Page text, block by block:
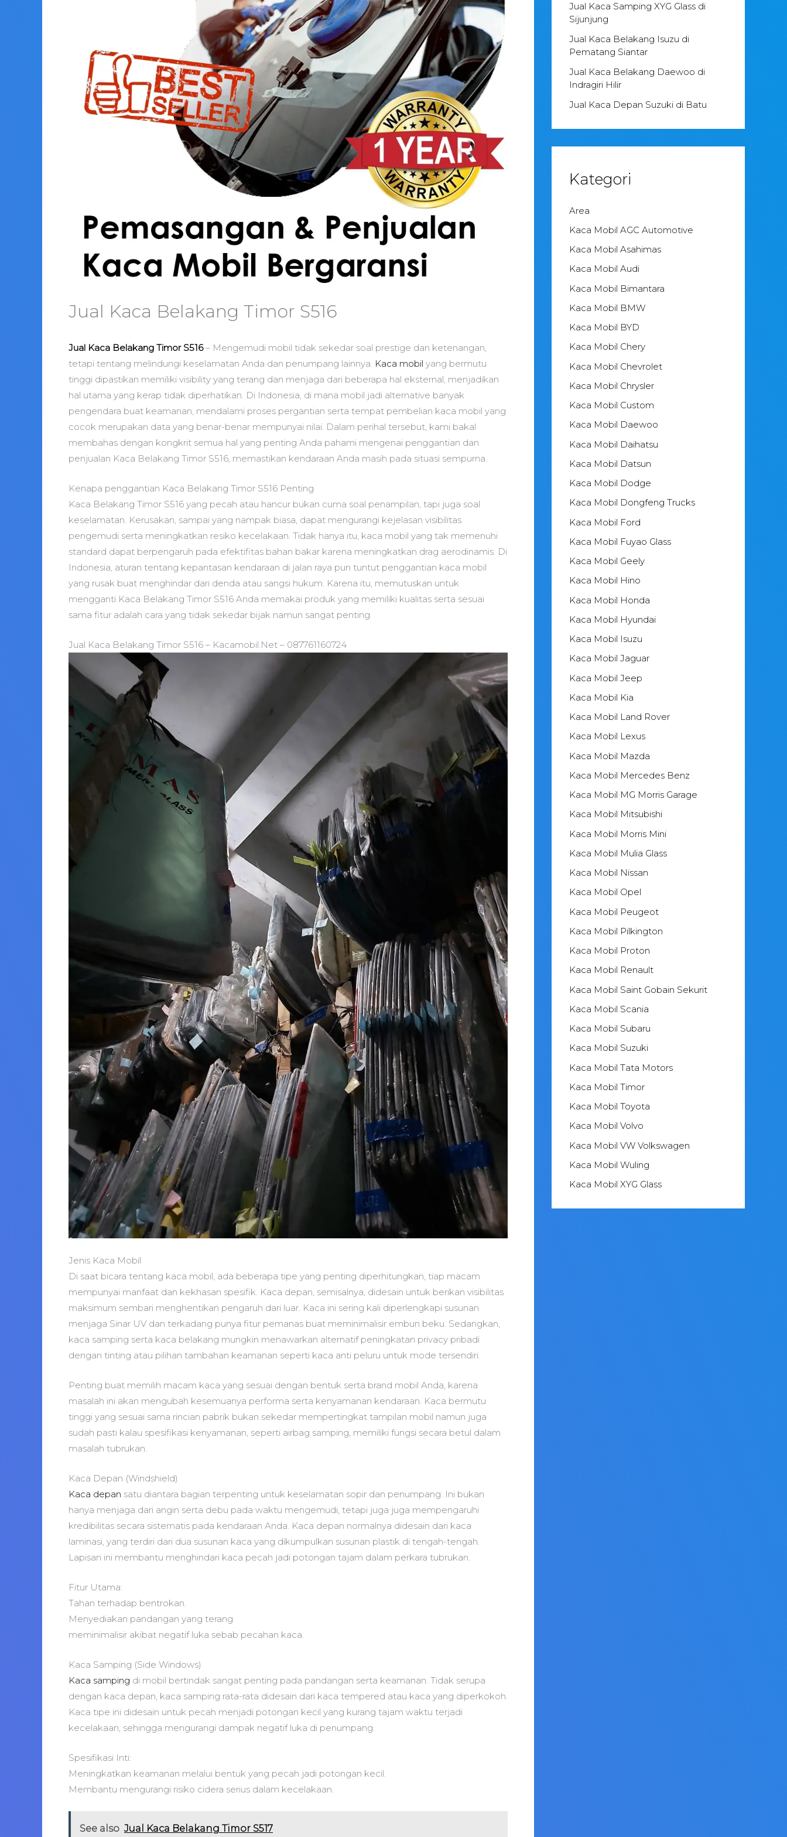
Jual Kaca Belakang Timor S516
Jual Kaca Belakang Timor S516– Mengemudi mobil tidak sekedar soal prestige dan ketenangan,
tetapi tentang melindungi keselamatan Anda dan penumpang lainnya. Kaca mobil yang bermutu
tinggi dipastikan memiliki visibility yang terang dan menjaga dari beberapa hal eksternal, menjadikan
hal utama yang kerap tidak diperhatikan. Di Indonesia, di mana mobil jadi alternative banyak
pengendara buat keamanan, mendalami proses pergantian serta tempat pembelian kaca mobil yang
cocok merupakan data yang benar-benar mempunyai nilai. Dalam perihal tersebut, kami bakal
membahas dengan kongkrit semua hal yang penting Anda pahami mengenai penggantian dan
penjualan Kaca Belakang Timor S516, memastikan kendaraan Anda masih pada situasi sempurna.
Kenapa penggantian Kaca Belakang Timor S516 Penting
Kaca Belakang Timor S516 yang pecah atau hancur bukan cuma soal penampilan, tapi juga soal
keselamatan. Kerusakan, sampai yang nampak biasa, dapat mengurangi kejelasan visibilitas
pengemudi serta meningkatkan resiko kecelakaan. Tidak hanya itu, kaca mobil yang tak memenuhi
standard dapat berpengaruh pada efektifitas bahan bakar karena meningkatkan drag aerodinamis. Di
Indonesia, aturan tentang kepantasan kendaraan di jalan raya pun tuntut penggantian kaca mobil
yang rusak buat menghindar dari denda atau sangsi hukum. Karena itu, memutuskan untuk
mengganti Kaca Belakang Timor S516 Anda memakai produk yang memiliki kualitas serta sesuai
sama fitur adalah cara yang tidak sekedar bijak namun sangat penting.
Jual Kaca Belakang Timor S516 – Kacamobil.Net – 087761160724
Jenis Kaca Mobil
Di saat bicara tentang kaca mobil, ada beberapa tipe yang penting diperhitungkan, tiap macam
mempunyai manfaat dan kekhasan spesifik. Kaca depan, semisalnya, didesain untuk berikan visibilitas
maksimum sembari menghentikan pengaruh dari luar. Kaca ini sering kali diperlengkapi susunan
menjaga Sinar UV dan terkadang punya fitur pemanas buat meminimalisir embun beku. Sedangkan,
kaca samping serta kaca belakang mungkin menawarkan alternatif peningkatan privacy pribadi
dengan tinting atau pilihan tambahan keamanan seperti kaca anti peluru untuk mode tersendiri.
Penting buat memilih macam kaca yang sesuai dengan bentuk serta brand mobil Anda, karena
masalah ini akan mengubah kesemuanya performa serta kenyamanan kendaraan. Kaca bermutu
tinggi yang sesuai sama rincian pabrik bukan sekedar mempertingkat tampilan mobil namun juga
sudah pasti kalau spesifikasi kenyamanan, seperti airbag samping, memiliki fungsi secara betul dalam
masalah tubrukan.
Kaca Depan (Windshield)
Kaca depan satu diantara bagian terpenting untuk keselamatan sopir dan penumpang. Ini bukan
hanya menjaga dari angin serta debu pada waktu mengemudi, tetapi juga juga mempengaruhi
kredibilitas secara sistematis pada kendaraan Anda. Kaca depan normalnya didesain dari kaca
laminasi, yang terdiri dari dua susunan kaca yang dikumpulkan susunan plastik di tengah-tengah.
Lapisan ini membantu menghindari kaca pecah jadi potongan tajam dalam perkara tubrukan.
Fitur Utama:
Tahan terhadap bentrokan.
Menyediakan pandangan yang terang.
meminimalisir akibat negatif luka sebab pecahan kaca.
Kaca Samping (Side Windows)
Kaca samping di mobil bertindak sangat penting pada pandangan serta keamanan. Tidak serupa
dengan kaca depan, kaca samping rata-rata didesain dari kaca tempered atau kaca yang diperkokoh.
Kaca tipe ini didesain untuk pecah menjadi potongan kecil yang kurang tajam waktu terjadi
kecelakaan, sehingga mengurangi dampak negatif luka di penumpang.
Spesifikasi Inti:
Meningkatkan keamanan melalui bentuk yang pecah jadi potongan kecil.
Membantu mengurangi risiko cidera serius dalam kecelakaan.
See also Jual Kaca Belakang Timor S517
Jual Kaca Samping XYG Glass di
Sijunjung
Jual Kaca Belakang Isuzu di
Pematang Siantar
Jual Kaca Belakang Daewoo di
Indragiri Hilir
Jual Kaca Depan Suzuki di Batu
Kategori
Area
Kaca Mobil AGC Automotive
Kaca Mobil Asahimas
Kaca Mobil Audi
Kaca Mobil Bimantara
Kaca Mobil BMW
Kaca Mobil BYD
Kaca Mobil Chery
Kaca Mobil Chevrolet
Kaca Mobil Chrysler
Kaca Mobil Custom
Kaca Mobil Daewoo
Kaca Mobil Daihatsu
Kaca Mobil Datsun
Kaca Mobil Dodge
Kaca Mobil Dongfeng Trucks
Kaca Mobil Ford
Kaca Mobil Fuyao Glass
Kaca Mobil Geely
Kaca Mobil Hino
Kaca Mobil Honda
Kaca Mobil Hyundai
Kaca Mobil Isuzu
Kaca Mobil Jaguar
Kaca Mobil Jeep
Kaca Mobil Kia
Kaca Mobil Land Rover
Kaca Mobil Lexus
Kaca Mobil Mazda
Kaca Mobil Mercedes Benz
Kaca Mobil MG Morris Garage
Kaca Mobil Mitsubishi
Kaca Mobil Morris Mini
Kaca Mobil Mulia Glass
Kaca Mobil Nissan
Kaca Mobil Opel
Kaca Mobil Peugeot
Kaca Mobil Pilkington
Kaca Mobil Proton
Kaca Mobil Renault
Kaca Mobil Saint Gobain Sekurit
Kaca Mobil Scania
Kaca Mobil Subaru
Kaca Mobil Suzuki
Kaca Mobil Tata Motors
Kaca Mobil Timor
Kaca Mobil Toyota
Kaca Mobil Volvo
Kaca Mobil VW Volkswagen
Kaca Mobil Wuling
Kaca Mobil XYG Glass